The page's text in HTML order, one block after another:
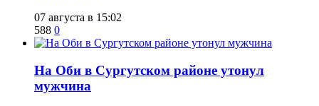
07 августа в 15:02
588 0
​На Оби в Сургутском районе утонул
мужчина